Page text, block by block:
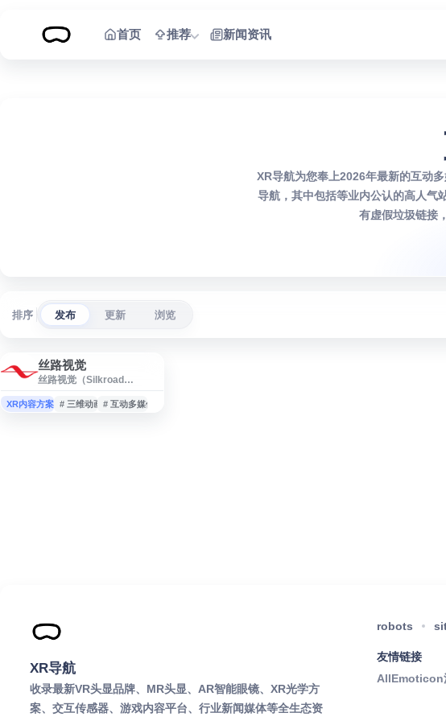
首页
推荐 新闻资讯
XR导航为您奉上2026年最新的互动
导航，其中包括等业内公认的高人气
有虚假垃圾链接
排序 发布 更新 浏览
丝路视觉
丝路视觉（Silkroad
觉创意与可视化服务的企
业，业务涵盖三维动画、数
XR内容方案商# 三维动画 # 互动多媒体
XR导航
收录最新VR头显品牌、MR头显、AR智能眼镜、XR光学方
案、交互传感器、游戏内容平台、行业新闻媒体等全生态资
robots
友情链接
AllEmoticon